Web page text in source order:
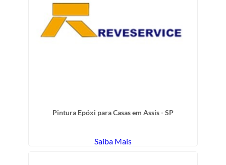
Pintura Epóxi para Casas em Assis - SP
Saiba Mais